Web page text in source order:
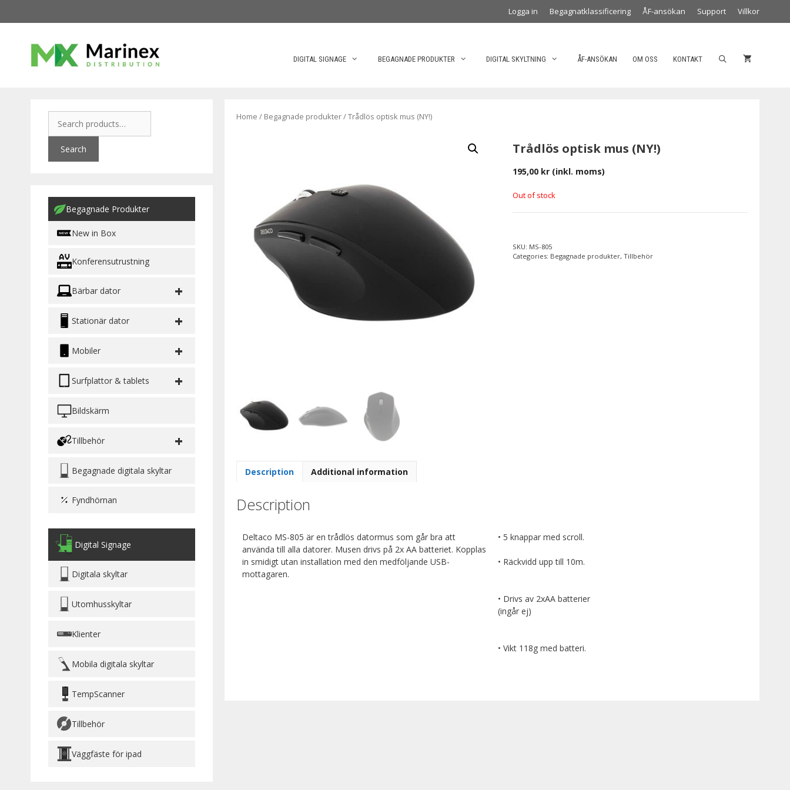
Logga in Begagnatklassificering ÅF-ansökan Support Villkor
DIGITAL SIGNAGE BEGAGNADE PRODUKTER DIGITAL SKYLTNING ÅF-ANSÖKAN OM OSS KONTAKT
Home / Begagnade produkter/ Trådlös optisk mus (NY!)
Trådlös optisk mus (NY!)
195,00 kr(inkl. moms)
Out of stock
SKU: MS-805
Categories: Begagnade produkter, Tillbehör
Description Additional information
Description
Deltaco MS-805 är en trådlös datormus som går bra att
använda till alla datorer. Musen drivs på 2x AA batteriet. Kopplas
in smidigt utan installation med den medföljande USB-
mottagaren.
• 5 knappar med scroll.
• Räckvidd upp till 10m.
• Drivs av 2xAA batterier
(ingår ej)
• Vikt 118g med batteri.
Search
Begagnade Produkter
New in Box
Konferensutrustning
Bärbar dator +
Stationär dator +
Mobiler +
Surfplattor & tablets +
Bildskärm
Tillbehör +
Begagnade digitala skyltar
Fyndhörnan
Digital Signage
Digitala skyltar
Utomhusskyltar
Klienter
Mobila digitala skyltar
TempScanner
Tillbehör
Väggfäste för ipad